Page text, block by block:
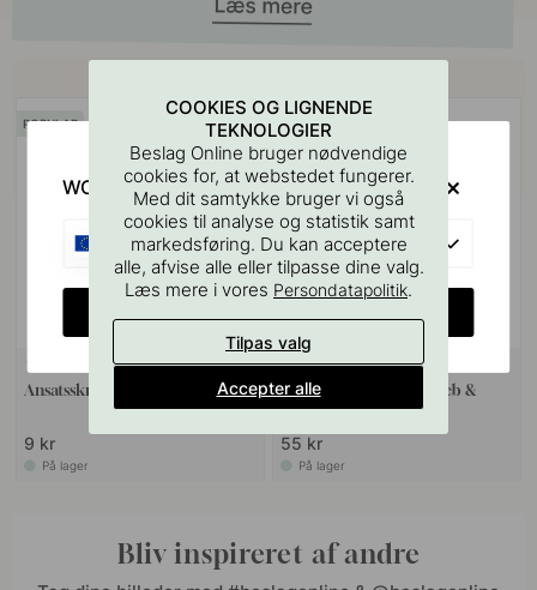
POPULAR
10 VÆGBESLAG
Ansatsskrue M4x50mm 1stk
9 kr
På lager
127
Boreskabelonen til Greb &
Knopper
55 kr
På lager
Bliv inspireret af andre
COOKIES OG LIGNENDE
TEKNOLOGIER
Beslag Online bruger nødvendige
cookies for, at webstedet fungerer.
Med dit samtykke bruger vi også
cookies til analyse og statistik samt
markedsføring. Du kan acceptere
alle, afvise alle eller tilpasse dine valg.
Læs mere i vores Persondatapolitik.
Tilpas valg
Accepter alle
WOULD YOU RATHER VISIT?
EU